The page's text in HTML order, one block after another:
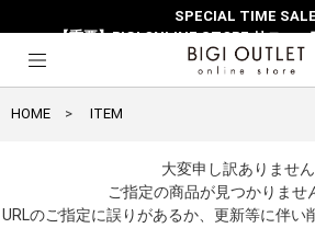
SPECIAL TIME SALE
【重要】BIGI ONLINE STORE リニュ
HOME ITEM
大変申し訳ありません
ご指定の商品が見つかりませ
URLのご指定に誤りがあるか、更新等に伴い